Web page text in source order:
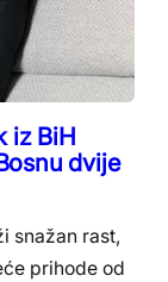
iz BiH
dvije
snažan rast,
prihode od